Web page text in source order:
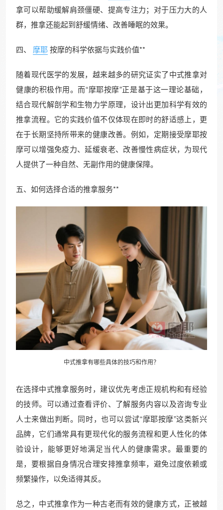
拿可以帮助缓解肩颈僵硬、提高专注力；对于压力大的人
群，推拿还能起到舒缓情绪、改善睡眠的效果。
四、 摩耶按摩的科学依据与实践价值**
随着现代医学的发展，越来越多的研究证实了中式推拿对
健康的积极作用。而“摩耶按摩”正是基于这一理论基础，
结合现代解剖学和生物力学原理，设计出更加科学有效的
推拿流程。它的实践价值不仅体现在即时的舒适感上，更
在于长期坚持所带来的健康改善。例如，定期接受摩耶按
摩可以增强免疫力、延缓衰老、改善慢性病症状，为现代
人提供了一种自然、无副作用的健康保障。
五、如何选择合适的推拿服务**
中式推拿有哪些具体的技巧和作用？
在选择中式推拿服务时，建议优先考虑正规机构和有经验
的技师。可以通过查看评价、了解服务内容以及咨询专业
人士来做出判断。同时，也可以尝试“摩耶按摩”这类新兴
品牌，它们通常具有更现代化的服务流程和更人性化的体
验设计，能够更好地满足当代人的健康需求。最重要的
是，要根据自身情况合理安排推拿频率，避免过度依赖或
频繁操作，以免适得其反。
总之，中式推拿作为一种古老而有效的健康方式，正被越